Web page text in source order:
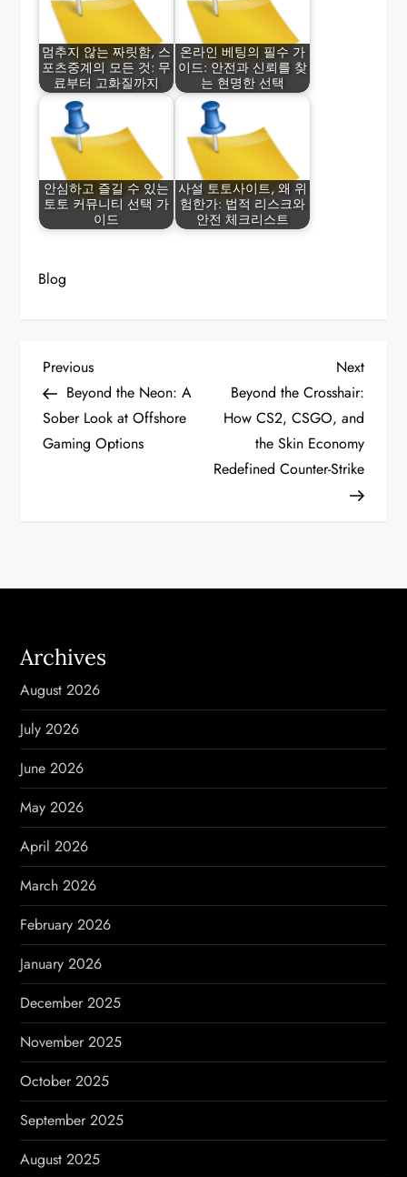
멈추지 않는 짜릿함, 스
포츠중계의 모든 것: 무
료부터 고화질까지
온라인 베팅의 필수 가
이드: 안전과 신뢰를 찾
는 현명한 선택
안심하고 즐길 수 있는
토토 커뮤니티 선택 가
이드
사설 토토사이트, 왜 위
험한가: 법적 리스크와
안전 체크리스트
Blog
P
o
s
i
g
a
t
i
o
n
Previous
Post
Previous
Beyond the Neon: A
Sober Look at Offshore
Gaming Options
Next
Post
Next
Beyond the Crosshair:
How CS2, CSGO, and
the Skin Economy
Redefined Counter-Strike
Archives
August 2026
July 2026
June 2026
May 2026
April 2026
March 2026
February 2026
January 2026
December 2025
November 2025
October 2025
September 2025
August 2025